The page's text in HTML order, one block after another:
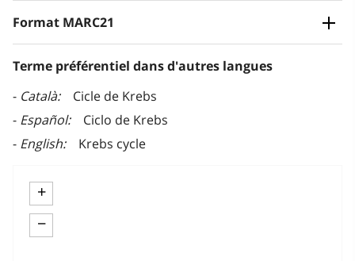
Format MARC21
Terme préférentiel dans d'autres langues
Català
Cicle de Krebs
Español
Ciclo de Krebs
English
Krebs cycle
+
−